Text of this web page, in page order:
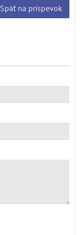
Späť na príspevok